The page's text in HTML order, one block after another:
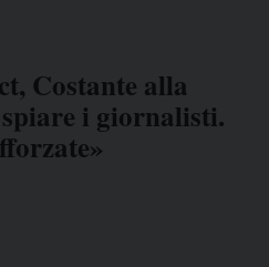
Costante alla
i giornalisti.